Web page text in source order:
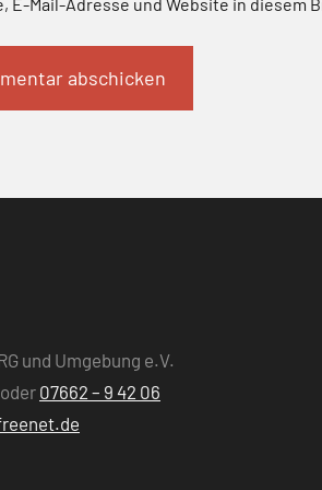
und Umgebung e.V.
oder 07662 – 9 42 06